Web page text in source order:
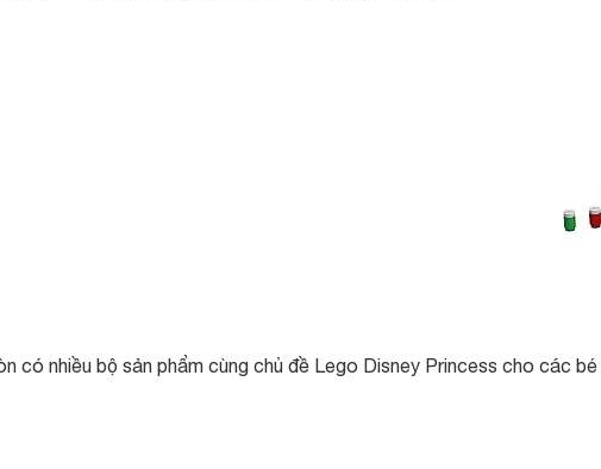
có nhiều bộ sản phẩm cùng chủ đề Lego Disney Princess cho các